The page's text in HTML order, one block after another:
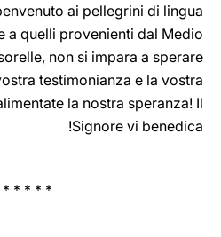
ai pellegrini di lingua
a quelli provenienti dal Medio
non si impara a sperare
testimonianza e la vostra
la nostra speranza! Il
Signore vi benedica!
* * * * *